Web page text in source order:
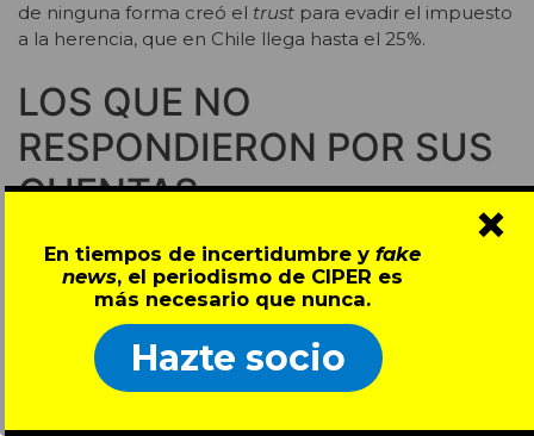
En tiempos de incertidumbre y fake
news, el periodismo de CIPER es
más necesario que nunca.
Hazte socio
×
de ninguna forma creó el trust para evadir el impuesto
a la herencia, que en Chile llega hasta el 25%.
LOS QUE NO
RESPONDIERON POR SUS
CUENTAS
menos un miembro de cada grupo o familia asociada
a una cuenta del HSBC. Aunque se les dio varios días
para responder, la mayoría no acusó recibo de la carta.
A continuación, un resumen de las cuentas:
Si bien Mario Kreutzberger, más conocido como Don